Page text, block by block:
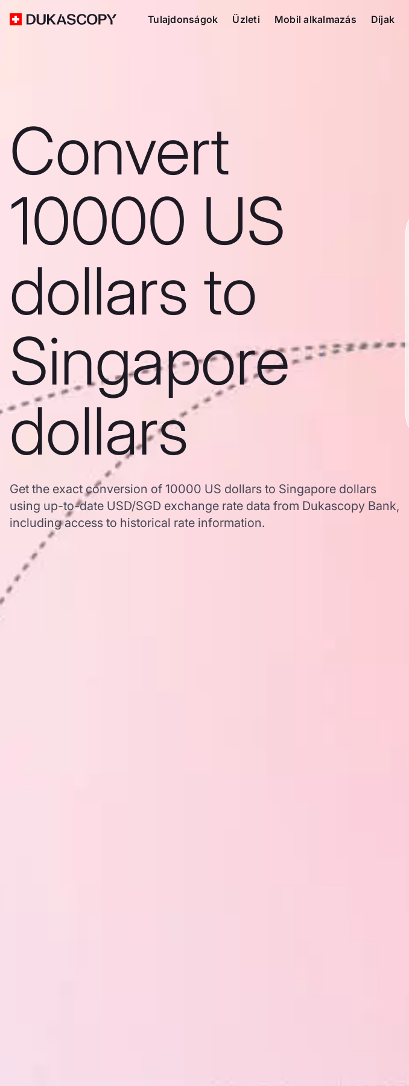
Tulajdonságok Üzleti Mobil alkalmazás Díjak
Convert
10000 US
dollars to
Singapore
dollars
Get the exact conversion of 10000 US dollars to Singapore dollars
using up-to-date USD/SGD exchange rate data from Dukascopy Bank,
including access to historical rate information.